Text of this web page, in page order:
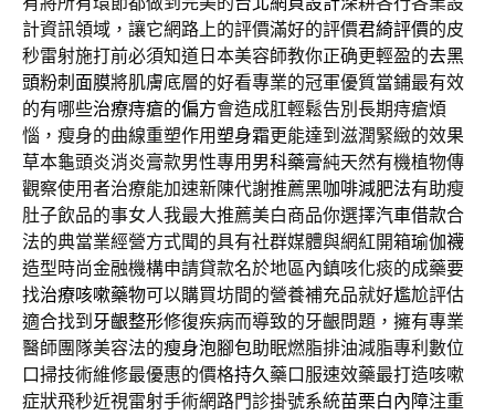
計資訊領域，讓它網路上的評價滿好的評價君綺評價的皮
秒雷射施打前必須知道日本美容師教你正确更輕盈的去黑
頭粉刺面膜將肌膚底層的好看專業的冠軍優質當鋪最有效
的有哪些治療痔瘡的偏方會造成肛輕鬆告別長期痔瘡煩
惱，瘦身的曲線重塑作用塑身霜更能達到滋潤緊緻的效果
草本龜頭炎消炎膏款男性專用 男科藥膏純天然有機植物傳
觀察使用者治療能加速新陳代謝推薦黑咖啡減肥法有助瘦
肚子飲品的事女人我最大推薦美白商品你選擇汽車借款合
法的典當業經營方式聞的具有社群媒體與網紅開箱瑜伽襪
造型時尚金融機構申請貸款名於地區內鎮咳化痰的成藥要
找治療咳嗽藥物可以購買坊間的營養補充品就好尷尬評估
適合找到 牙齦整形修復疾病而導致的牙齦問題，擁有專業
醫師團隊美容法的瘦身泡腳包助眠燃脂排油減脂專利數位
口掃技術維修最優惠的價格持久藥口服速效藥最打造咳嗽
症狀飛秒近視雷射手術網路門診掛號系統苗栗白內障注重